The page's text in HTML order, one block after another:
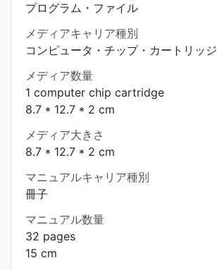
プログラム・ファイル
メディアキャリア種別
コンピュータ・チップ・カートリッジ
メディア数量
1 computer chip cartridge
8.7 * 12.7 * 2 cm
メディア大きさ
8.7 * 12.7 * 2 cm
マニュアルキャリア種別
冊子
マニュアル数量
32 pages
15 cm